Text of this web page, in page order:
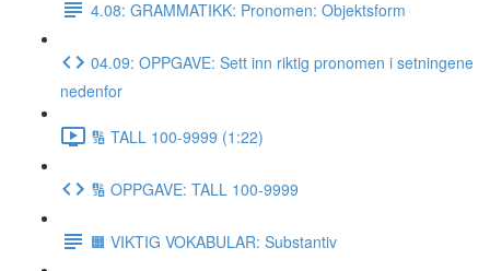
4.08: GRAMMATIKK: Pronomen: Objektsform
04.09: OPPGAVE: Sett inn riktig pronomen i setningene
nedenfor
🔢 TALL 100-9999 (1:22)
🔢 OPPGAVE: TALL 100-9999
🟧 VIKTIG VOKABULAR: Substantiv